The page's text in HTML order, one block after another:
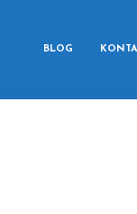
BLOG